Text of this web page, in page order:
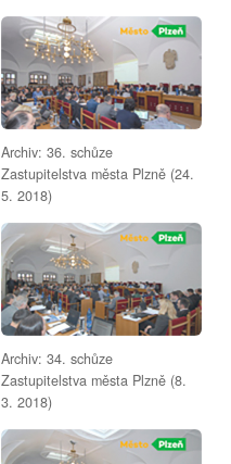
Archiv: 36. schůze
Zastupitelstva města Plzně (24.
5. 2018)
Archiv: 34. schůze
Zastupitelstva města Plzně (8.
3. 2018)